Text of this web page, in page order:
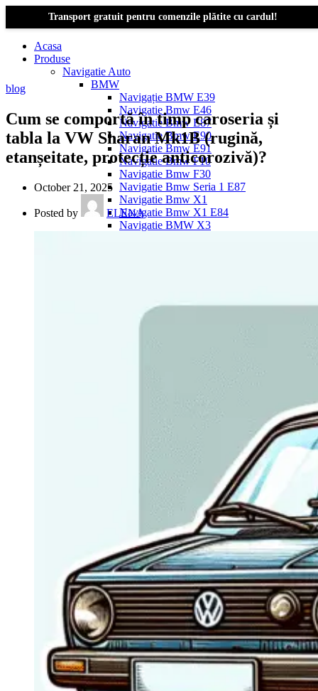
Transport gratuit pentru comenzile plătite cu cardul!
Acasa
Produse
Navigatie Auto
BMW
Navigație BMW E39
Navigatie Bmw E46
Navigatie Bmw E87
Navigatie Bmw E90
Navigatie Bmw E91
Navigatie Bmw F10
Navigatie Bmw F30
Navigatie Bmw Seria 1 E87
Navigatie Bmw X1
Navigatie Bmw X1 E84
Navigatie BMW X3
Dacia Duster
Navigatie Duster 2011
Navigatie Audi A3 8p
Navigatie Audi A5
Navigatie Audi Q5
Navigație Ford Fiesta
Navigație Ford Focus 1
Navigație Ford Focus 2
Navigație Ford Focus MK3
Navigație Ford Mondeo MK3
Navigație Ford Mondeo MK4
Navigație Ford Transit
Mercedes
Navigație Mercedes C Class W203
Navigație Mercedes C Class W204
Navigație Mercedes W203
Navigație Mercedes W204
Navigație Mercedes W211
Navigație Mercedes Sprinter
Passat
blog
Cum se comportă în timp caroseria și
tabla la VW Sharan Mk1B (rugină,
etanșeitate, protecție anticorozivă)?
October 21, 2025
Posted by ELENA